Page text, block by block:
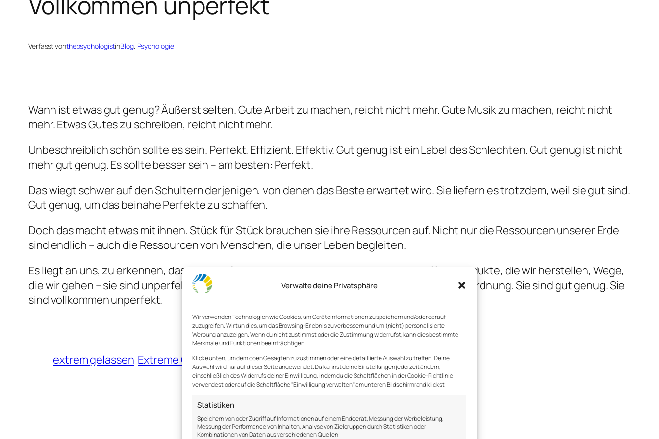
Verwalte deine Privatsphäre
Wir verwenden Technologien wie Cookies, um Geräteinformationen zu speichern und/oder darauf
zuzugreifen. Wir tun dies, um das Browsing-Erlebnis zu verbessern und um (nicht) personalisierte
Werbung anzuzeigen. Wenn du nicht zustimmst oder die Zustimmung widerrufst, kann dies bestimmte
Merkmale und Funktionen beeinträchtigen.
Klicke unten, um dem oben Gesagten zuzustimmen oder eine detaillierte Auswahl zu treffen. Deine
Auswahl wird nur auf dieser Seite angewendet. Du kannst deine Einstellungen jederzeit ändern,
einschließlich des Widerrufs deiner Einwilligung, indem du die Schaltflächen in der Cookie-Richtlinie
verwendest oder auf die Schaltfläche "Einwilligung verwalten" am unteren Bildschirmrand klickst.
Statistiken
Speichern von oder Zugriff auf Informationen auf einem Endgerät, Messung der Werbeleistung,
Messung der Performance von Inhalten, Analyse von Zielgruppen durch Statistiken oder
Kombinationen von Daten aus verschiedenen Quellen.
Verfasst vonthepsychologistinBlog, Psychologie
Wann ist etwas gut genug? Äußerst selten. Gute Arbeit zu machen, reicht nicht mehr. Gute Musik zu machen, reicht nicht
mehr. Etwas Gutes zu schreiben, reicht nicht mehr.
Unbeschreiblich schön sollte es sein. Perfekt. Effizient. Effektiv. Gut genug ist ein Label des Schlechten. Gut genug ist nicht
mehr gut genug. Es sollte besser sein – am besten: Perfekt.
Das wiegt schwer auf den Schultern derjenigen, von denen das Beste erwartet wird. Sie liefern es trotzdem, weil sie gut sind.
Gut genug, um das beinahe Perfekte zu schaffen.
Doch das macht etwas mit ihnen. Stück für Stück brauchen sie ihre Ressourcen auf. Nicht nur die Ressourcen unserer Erde
sind endlich – auch die Ressourcen von Menschen, die unser Leben begleiten.
Es liegt an uns, zu erkennen, dass das Perfekte nicht existiert. Dinge, die wir erschaffen, Produkte, die wir herstellen, Wege,
die wir gehen – sie sind unperfekt. Und doch sind sie vollkommen. So wie sie sind, sind sie in Ordnung. Sie sind gut genug. Sie
sind vollkommen unperfekt.
extrem gelassen Extreme Gelassenheit gelassen Gelassenheit